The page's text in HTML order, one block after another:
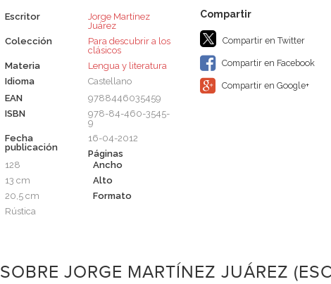
Escritor
Jorge Martínez
Juárez
Colección
Para descubrir a los
clásicos
Materia
Lengua y literatura
Idioma
Castellano
EAN
9788446035459
ISBN
978-84-460-3545-
9
Fecha
publicación
16-04-2012
Páginas
128
Ancho
13 cm
Alto
20,5 cm
Formato
Rústica
Compartir en Twitter
Compartir en Facebook
Compartir en Google+
SOBRE JORGE MARTÍNEZ JUÁREZ